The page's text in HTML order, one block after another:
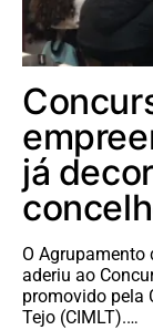
já
O Agrupamento
aderiu ao
promovido pela
Tejo (CIMLT).…